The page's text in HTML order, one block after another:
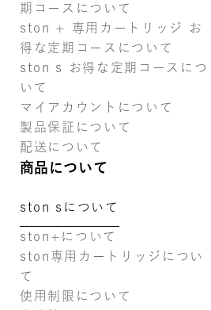
期コースについて
ston + 専用カートリッジ お
得な定期コースについて
ston s お得な定期コースにつ
いて
マイアカウントについて
製品保証について
配送について
商品について
ston sについて
ston+について
ston専用カートリッジについ
て
使用制限について